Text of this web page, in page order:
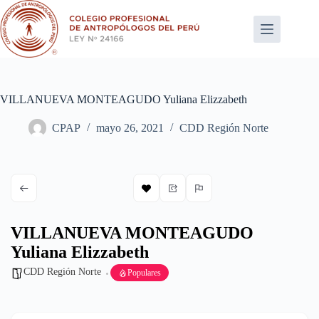
Saltar
al
contenido
VILLANUEVA MONTEAGUDO Yuliana Elizzabeth
CPAP mayo 26, 2021 CDD Región Norte
VILLANUEVA MONTEAGUDO
Yuliana Elizzabeth
CDD Región Norte Populares